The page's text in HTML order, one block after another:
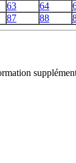
63 64
87 88